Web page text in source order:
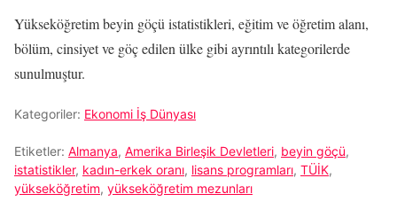
Yükseköğretim beyin göçü istatistikleri, eğitim ve öğretim alanı,
bölüm, cinsiyet ve göç edilen ülke gibi ayrıntılı kategorilerde
sunulmuştur.
Kategoriler: Ekonomi İş Dünyası
Etiketler: Almanya, Amerika Birleşik Devletleri, beyin göçü,
istatistikler, kadın-erkek oranı, lisans programları, TÜİK,
yükseköğretim, yükseköğretim mezunları